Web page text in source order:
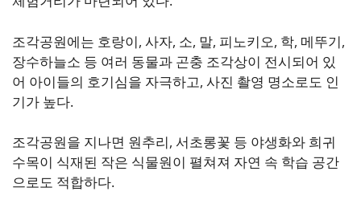
조각공원에는 호랑이, 사자, 소, 말, 피노키오, 학, 메뚜기,
장수하늘소 등 여러 동물과 곤충 조각상이 전시되어 있
어 아이들의 호기심을 자극하고, 사진 촬영 명소로도 인
기가 높다.
조각공원을 지나면 원추리, 서초롱꽃 등 야생화와 희귀
수목이 식재된 작은 식물원이 펼쳐져 자연 속 학습 공간
으로도 적합하다.